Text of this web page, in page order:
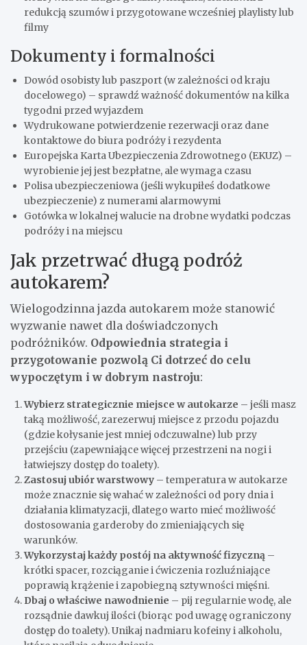
redukcją szumów i przygotowane wcześniej playlisty lub
filmy
Dokumenty i formalności
Dowód osobisty lub paszport (w zależności od kraju
docelowego) – sprawdź ważność dokumentów na kilka
tygodni przed wyjazdem
Wydrukowane potwierdzenie rezerwacji oraz dane
kontaktowe do biura podróży i rezydenta
Europejska Karta Ubezpieczenia Zdrowotnego (EKUZ) –
wyrobienie jej jest bezpłatne, ale wymaga czasu
Polisa ubezpieczeniowa (jeśli wykupiłeś dodatkowe
ubezpieczenie) z numerami alarmowymi
Gotówka w lokalnej walucie na drobne wydatki podczas
podróży i na miejscu
Jak przetrwać długą podróż
autokarem?
Wielogodzinna jazda autokarem może stanowić
wyzwanie nawet dla doświadczonych
podróżników. Odpowiednia strategia i
przygotowanie pozwolą Ci dotrzeć do celu
wypoczętym i w dobrym nastroju:
Wybierz strategicznie miejsce w autokarze – jeśli masz
taką możliwość, zarezerwuj miejsce z przodu pojazdu
(gdzie kołysanie jest mniej odczuwalne) lub przy
przejściu (zapewniające więcej przestrzeni na nogi i
łatwiejszy dostęp do toalety).
Zastosuj ubiór warstwowy – temperatura w autokarze
może znacznie się wahać w zależności od pory dnia i
działania klimatyzacji, dlatego warto mieć możliwość
dostosowania garderoby do zmieniających się
warunków.
Wykorzystaj każdy postój na aktywność fizyczną –
krótki spacer, rozciąganie i ćwiczenia rozluźniające
poprawią krążenie i zapobiegną sztywności mięśni.
Dbaj o właściwe nawodnienie – pij regularnie wodę, ale
rozsądnie dawkuj ilości (biorąc pod uwagę ograniczony
dostęp do toalety). Unikaj nadmiaru kofeiny i alkoholu,